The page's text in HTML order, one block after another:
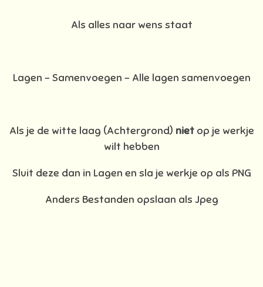
Als alles naar wens staat
Lagen – Samenvoegen – Alle lagen samenvoegen
Als je de witte laag (Achtergrond) nietop je werkje
wilt hebben
Sluit deze dan in Lagen en sla je werkje op als PNG
Anders Bestanden opslaan als Jpeg